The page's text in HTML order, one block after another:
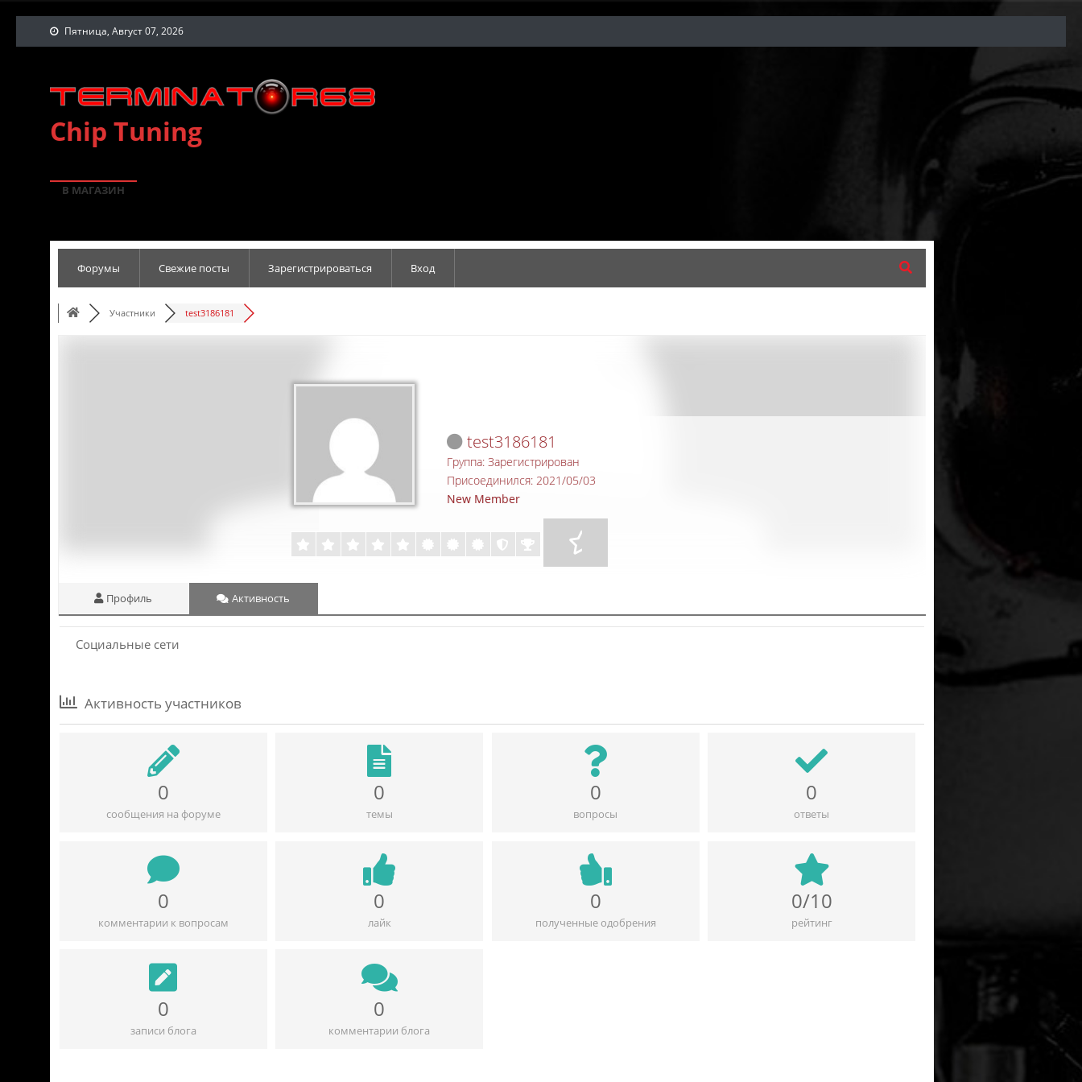
Пятница, Август 07, 2026
Chip Tuning
В МАГАЗИН
Форумы Свежие посты Зарегистрироваться Вход
Участники test3186181
test3186181
Группа: Зарегистрирован
Присоединился: 2021/05/03
New Member
Профиль Активность
Социальные сети
Активность участников
0
сообщения на форуме
0
темы
0
вопросы
0
ответы
0
комментарии к вопросам
0
лайк
0
полученные одобрения
0/10
рейтинг
0
записи блога
0
комментарии блога